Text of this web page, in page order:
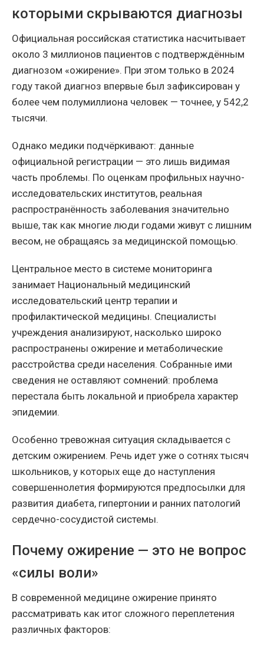
которыми скрываются диагнозы
Официальная российская статистика насчитывает
около 3 миллионов пациентов с подтверждённым
диагнозом «ожирение». При этом только в 2024
году такой диагноз впервые был зафиксирован у
более чем полумиллиона человек — точнее, у 542,2
тысячи.
Однако медики подчёркивают: данные
официальной регистрации — это лишь видимая
часть проблемы. По оценкам профильных научно-
исследовательских институтов, реальная
распространённость заболевания значительно
выше, так как многие люди годами живут с лишним
весом, не обращаясь за медицинской помощью.
Центральное место в системе мониторинга
занимает Национальный медицинский
исследовательский центр терапии и
профилактической медицины. Специалисты
учреждения анализируют, насколько широко
распространены ожирение и метаболические
расстройства среди населения. Собранные ими
сведения не оставляют сомнений: проблема
перестала быть локальной и приобрела характер
эпидемии.
Особенно тревожная ситуация складывается с
детским ожирением. Речь идет уже о сотнях тысяч
школьников, у которых еще до наступления
совершеннолетия формируются предпосылки для
развития диабета, гипертонии и ранних патологий
сердечно-сосудистой системы.
Почему ожирение — это не вопрос
«силы воли»
В современной медицине ожирение принято
рассматривать как итог сложного переплетения
различных факторов: